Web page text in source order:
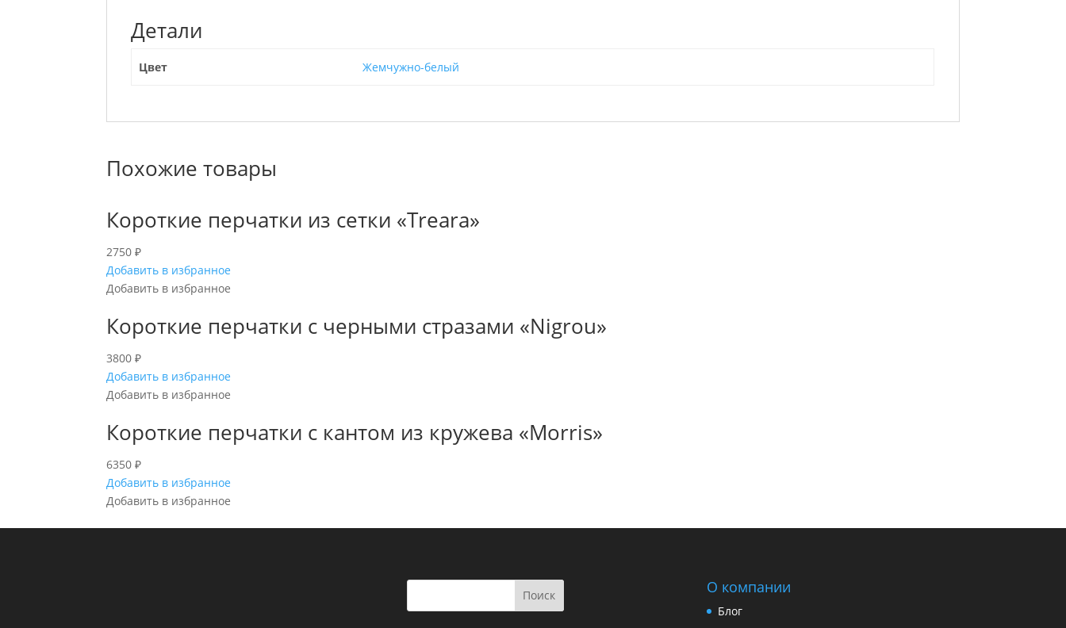
Детали
Цвет Жемчужно-белый
Похожие товары
Короткие перчатки из сетки «Treara»
2750₽
Добавить в избранное
Добавить в избранное
Короткие перчатки с черными стразами «Nigrou»
3800₽
Добавить в избранное
Добавить в избранное
Короткие перчатки с кантом из кружева «Morris»
6350₽
Добавить в избранное
Добавить в избранное
Поиск О компании
Блог